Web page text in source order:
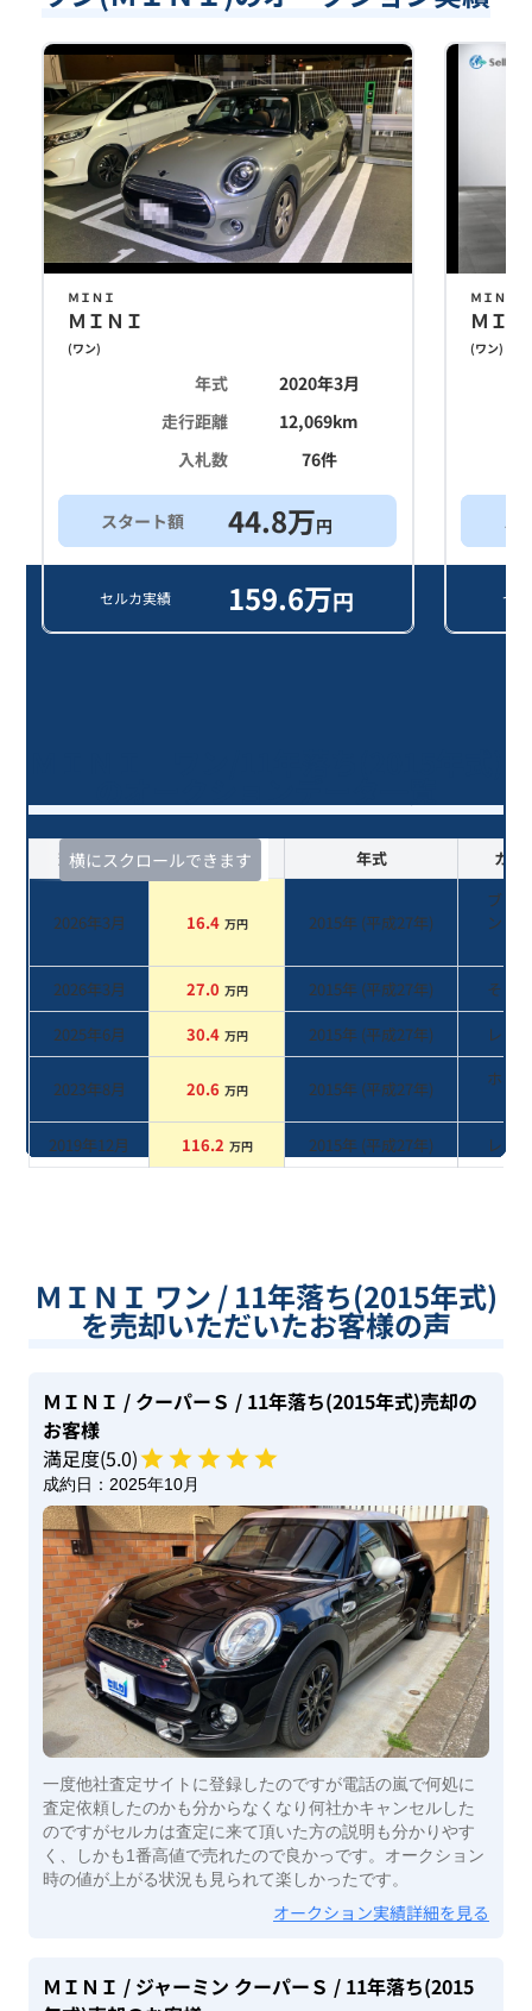
ＭＩＮＩ
ＭＩＮＩ
(ワン)
年式
2020年3月
走行距離
12,069km
入札数
76件
スタート額 44.8万円
セルカ実績 159.6万円
ＭＩＮＩ
ＭＩ
(ワン)
ス
セ
横にスクロールできます
査定時期 セルカ実績 年式 カラ
2026年3月 16.4 万円 2015年 (平成27年)
ブレ
ング
2026年3月
27.0 万円 2015年 (平成27年)
その他
2025年6月
30.4 万円 2015年 (平成27年) レッド
2023年8月 20.6 万円 2015年 (平成27年)
ホワ
2019年12月
116.2 万円 2015年 (平成27年) レッド
ＭＩＮＩ ワン / 11年落ち(2015年式)
を売却いただいたお客様の声
ＭＩＮＩ / クーパーＳ / 11年落ち(2015年式)売却の
お客様
満足度(5.0)
成約日： 2025年10月
一度他社査定サイトに登録したのですが電話の嵐で何処に
査定依頼したのかも分からなくなり何社かキャンセルした
のですがセルカは査定に来て頂いた方の説明も分かりやす
く、しかも1番高値で売れたので良かっです。オークション
時の値が上がる状況も見られて楽しかったです。
オークション実績詳細を見る
ＭＩＮＩ / ジャーミン クーパーＳ / 11年落ち(2015